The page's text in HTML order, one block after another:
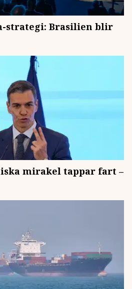
strategi: Brasilien blir
mirakel tappar fart –